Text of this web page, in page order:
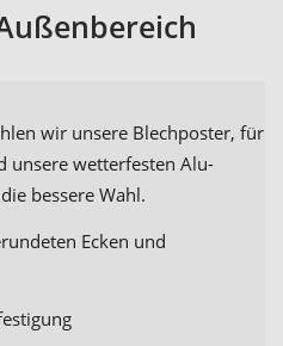
wir unsere Blechposter, für
unsere wetterfesten Alu-
bessere Wahl.
Ecken und